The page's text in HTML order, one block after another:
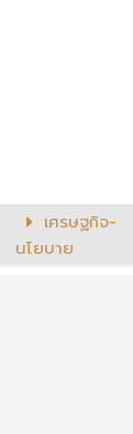
เศรษฐกิจ-
นโยบาย